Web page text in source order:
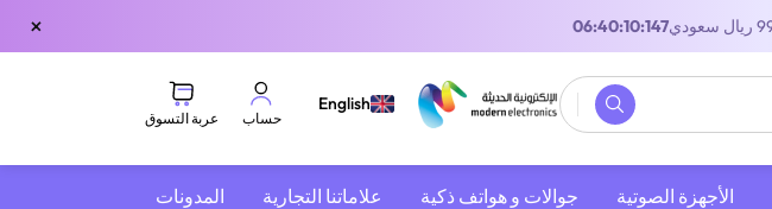
05:40:10:147
×
English
حساب عربة التسوق
الأجهزة الصوتية جوالات و هواتف ذكية علاماتنا التجارية المدونات